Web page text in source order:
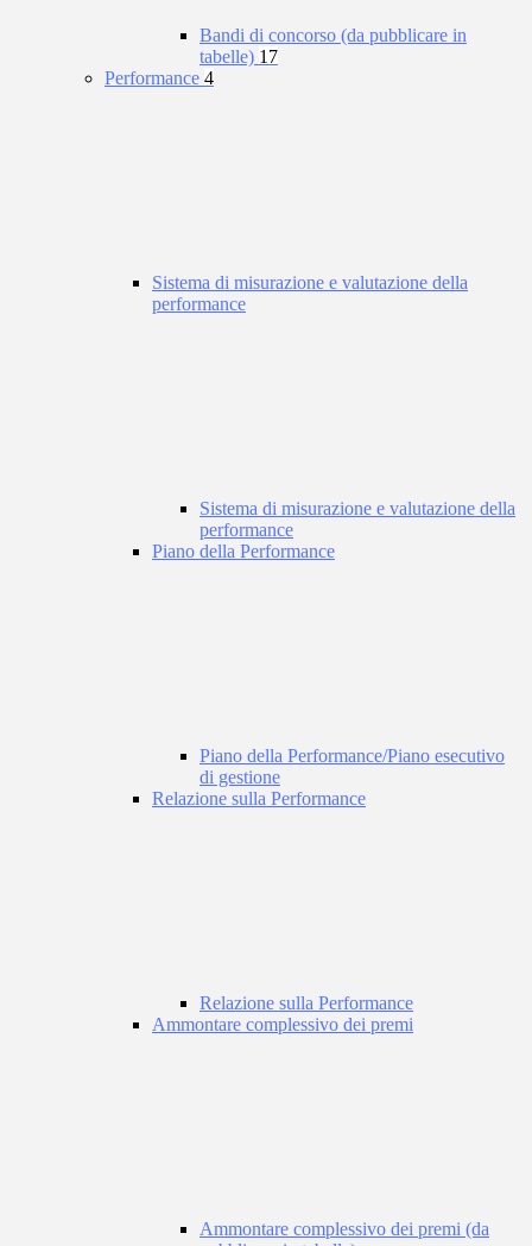
Bandi di concorso (da pubblicare in
tabelle) 17
Performance 4
Sistema di misurazione e valutazione della
performance
Sistema di misurazione e valutazione della
performance
Piano della Performance
Piano della Performance/Piano esecutivo
di gestione
Relazione sulla Performance
Relazione sulla Performance
Ammontare complessivo dei premi
Ammontare complessivo dei premi (da